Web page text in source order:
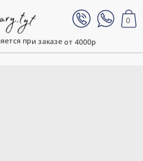
при заказе от 4000р
0